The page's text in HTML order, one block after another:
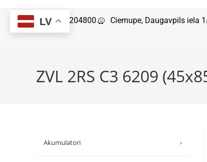
29204800 Ciemupe, Daugavpils iela
ZVL 2RS C3 6209
Akumulatori ›
LV